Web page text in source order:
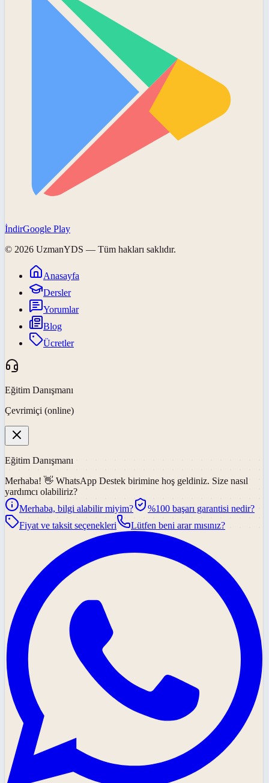
İndirGoogle Play
© 2026 UzmanYDS — Tüm hakları saklıdır.
Anasayfa
Dersler
Yorumlar
Blog
Ücretler
Eğitim Danışmanı
Çevrimiçi (online)
Eğitim Danışmanı
Merhaba! 👋 WhatsApp Destek birimine hoş geldiniz. Size nasıl
yardımcı olabiliriz?
Merhaba, bilgi alabilir miyim?
%100 başarı garantisi nedir?
Fiyat ve taksit seçenekleri
Lütfen beni arar mısınız?